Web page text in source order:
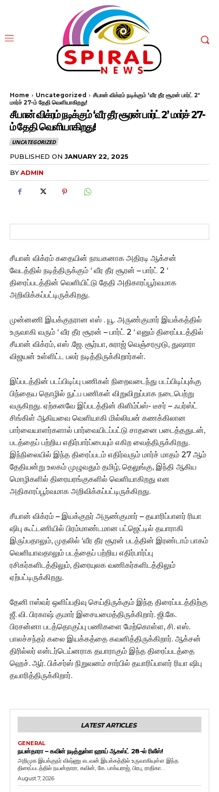
Home Uncategorized
சீயான் விக்ரம் நடிக்கும் 'வீர தீர சூரன் பார்ட் 2'
மார்ச் 27-ம் தேதி வெளியாகிறது!
சீயான் விக்ரம் நடிக்கும் ‘வீர தீர சூரன் பார்ட் 2’ மார்ச் 27-
ம் தேதி வெளியாகிறது!
UNCATEGORIZED
PUBLISHED ON JANUARY 22, 2025
BYADMIN
சீயான் விக்ரம் கதையின் நாயகனாக அதிரடி ஆக்சன்
வேடத்தில் நடித்திருக்கும் ‘ வீர தீர சூரன் – பார்ட் 2 ‘
திரைப்படத்தின் வெளியிட்டு தேதி அதிகாரப்பூர்வமாக
அறிவிக்கப்பட்டிருக்கிறது.
முன்னணி இயக்குநரான எஸ் . யூ. அருண்குமார் இயக்கத்தில்
உருவாகி வரும் ‘ வீர தீர சூரன் – பார்ட் 2 ‘ எனும் திரைப்படத்தில்
சீயான் விக்ரம், எஸ் .ஜே. சூர்யா, சுராஜ் வெஞ்சரமூடு, துஷாரா
விஜயன் உள்ளிட்ட பலர் நடித்திருக்கிறார்கள்.
இப்படத்தின் படப்பிடிப்பு பணிகள் நிறைவடைந்து படப்பிடிப்புக்கு
பிந்தைய தொழில் நுட்ப பணிகள் விறுவிறுப்பாக நடைபெற்று
வருகிறது. ஏற்கனவே இப்படத்தின் கிளிம்ப்ஸ்- டீசர் – ஃபர்ஸ்ட்
சிங்கிள் ஆகியவை வெளியாகி மில்லியன் கணக்கிலான
பார்வையாளர்களால் பார்வையிடப்பட்டு சாதனை படைத்ததுடன்,
படத்தைப் பற்றிய எதிர்பார்ப்பையும் எகிற வைத்திருக்கிறது.
இந்நிலையில் இந்த திரைப்படம் எதிர்வரும் மார்ச் மாதம் 27 ஆம்
தேதியன்று உலகம் முழுவதும் தமிழ், தெலுங்கு, இந்தி ஆகிய
மொழிகளில் திரையரங்குகளில் வெளியாகிறது என
அதிகாரப்பூர்வமாக அறிவிக்கப்பட்டிருக்கிறது.
சீயான் விக்ரம் – இயக்குநர் அருண்குமார் – தயாரிப்பாளர் ரியா
ஷிபு கூட்டணியில் பிரம்மாண்டமான பட்ஜெட்டில் தயாராகி
இருப்பதாலும், முதலில் ‘வீர தீர சூரன் படத்தின் இரண்டாம் பாகம்
வெளியாவதாலும் படத்தைப் பற்றிய எதிர்பார்ப்பு
ரசிகர்களிடத்திலும், திரையுலக வணிகர்களிடத்திலும்
ஏற்பட்டிருக்கிறது.
தேனி ஈஸ்வர் ஒளிப்பதிவு செய்திருக்கும் இந்த திரைப்படத்திற்கு
ஜீ‌. வி. பிரகாஷ் குமார் இசையமைத்திருக்கிறார். ஜி.கே.
பிரசன்னா படத்தொகுப்பு பணிகளை மேற்கொள்ள, சி. எஸ்.
பாலச்சந்தர் கலை இயக்கத்தை கவனித்திருக்கிறார். ஆக்சன்
திரில்லர் என்டர்டெய்னராக தயாராகும் இந்த திரைப்படத்தை
ஹெச். ஆர். பிக்சர்ஸ் நிறுவனம் சார்பில் தயாரிப்பாளர் ரியா ஷிபு
தயாரித்திருக்கிறார்.
LATEST ARTICLES
GENERAL
நயன்தாரா – கவின் நடித்துள்ள ஹாய் ஆகஸ்ட் 28-ல் ரிலீஸ்!
அறிமுக இயக்குநர் விஷ்ணு எடவன் இயக்கத்தில் உருவாகியுள்ள இந்த
திரைப்படத்தில் நயன்தாரா, கவின், கே. பாக்யராஜ், பிரபு, ராதிகா...
August 7, 2026